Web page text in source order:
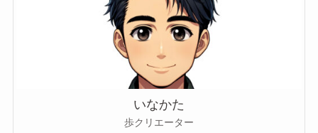
いなかた
歩クリエーター